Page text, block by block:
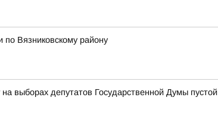
Вязниковскому району
депутатов Государственной Думы пустой